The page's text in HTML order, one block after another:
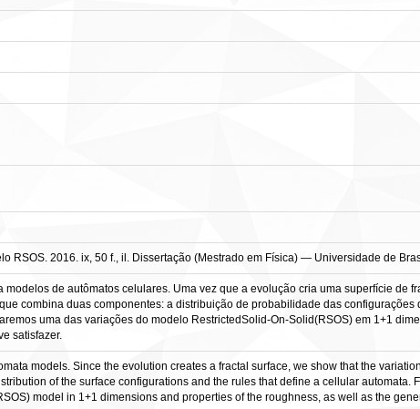
RSOS. 2016. ix, 50 f., il. Dissertação (Mestrado em Física) — Universidade de
de autômatos celulares. Uma vez que a evolução cria uma superfície de
combina duas componentes: a distribuição de probabilidade das configurações
uma das variações do modelo RestrictedSolid-On-Solid(RSOS) em 1+1
satisfazer.
models. Since the evolution creates a fractal surface, we show that the
of the surface configurations and the rules that define a cellular automata.
model in 1+1 dimensions and properties of the roughness, as well as the